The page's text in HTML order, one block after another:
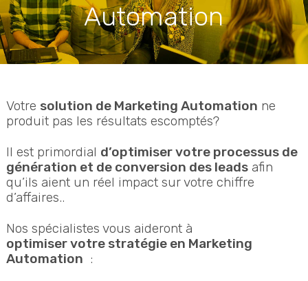
Automation
Votre solution de Marketing Automation ne
produit pas les résultats escomptés?
Il est primordial d’optimiser votre processus de
génération et de conversion des leadsafin
qu’ils aient un réel impact sur votre chiffre
d’affaires..
Nos spécialistes vous aideront à
optimiser votre stratégie en Marketing
Automation :